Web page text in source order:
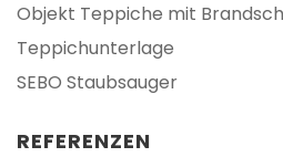
Objekt Teppiche mit
Teppichunterlage
SEBO Staubsauger
REFERENZEN